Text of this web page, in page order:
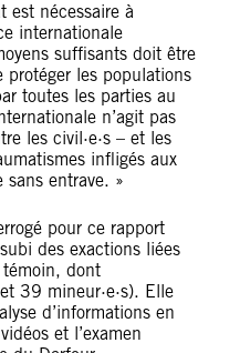
est nécessaire à
internationale
suffisants doit être
protéger les populations
toutes les parties au
n’agit pas
les civil·e·s – et les
infligés aux
sans entrave. »
pour ce rapport
des exactions liées
dont
39 mineur·e·s). Elle
d’informations en
et l’examen